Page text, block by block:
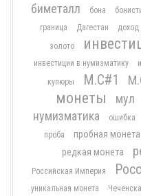
биметалл бона
граница
Дагестан доход
золото
инвестиции в нумизматику
купюры
М.С#1
монеты мул
нумизматика
ошибка
проба пробная монета
редкая монета
Российская Империя
уникальная монета